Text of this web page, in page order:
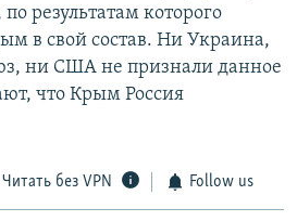
по результатам которого
в свой состав. Ни Украина,
ни США не признали данное
что Крым Россия
Читать без VPN Follow us